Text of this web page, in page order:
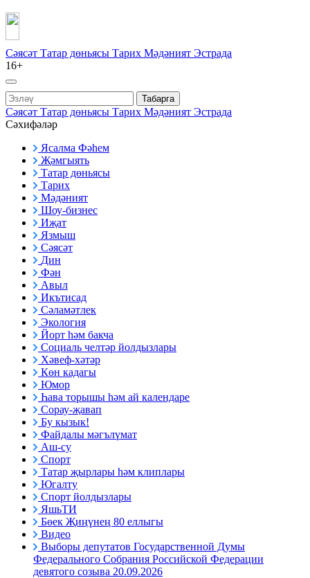
Сәясәт Татар дөньясы Тарих Мәдәният Эстрада
16+
Табарга
Сәясәт Татар дөньясы Тарих Мәдәният Эстрада
Сәхифәләр
Ясалма Фәһем
Җәмгыять
Татар дөньясы
Тарих
Мәдәният
Шоу-бизнес
Иҗат
Язмыш
Сәясәт
Дин
Фән
Авыл
Икътисад
Сәламәтлек
Экология
Йорт һәм бакча
Социаль челтәр йолдызлары
Хәвеф-хәтәр
Көн кадагы
Юмор
Һава торышы һәм ай календаре
Сорау-җавап
Бу кызык!
Файдалы мәгълүмат
Аш-су
Спорт
Татар җырлары һәм клиплары
Югалту
Спорт йолдызлары
ЯшьТИ
Бөек Җиңүнең 80 еллыгы
Видео
Выборы депутатов Государственной Думы
Федерального Собрания Российской Федерации
девятого созыва 20.09.2026